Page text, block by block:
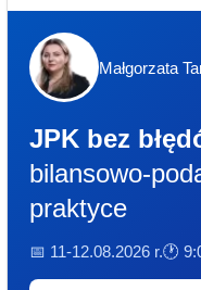
Małgorzata
JPK bez
bilansowo-
praktyce
📅 11-12.08.2026 r.🕐